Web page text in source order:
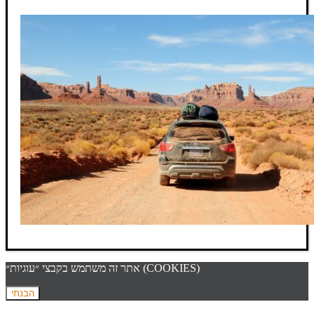
אתר זה משתמש בקבצי ״עוגיות״ (COOKIES)
הבנתי